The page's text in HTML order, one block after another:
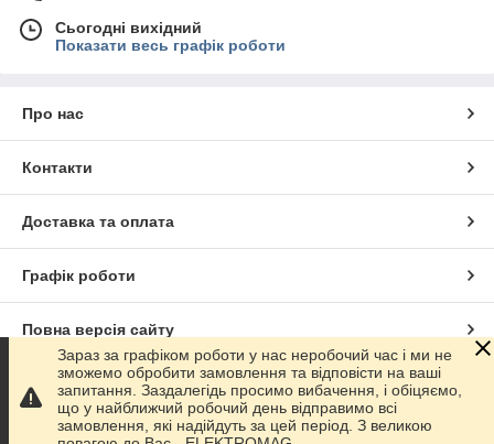
Сьогодні вихідний
Показати весь графік роботи
Про нас
Контакти
Доставка та оплата
Графік роботи
Повна версія сайту
Сайт створено на маркетплейсіProm.ua
Політика конфіденційності
Зараз за графіком роботи у нас неробочий час і ми не
зможемо обробити замовлення та відповісти на ваші
запитання. Заздалегідь просимо вибачення, і обіцяємо,
що у найближчий робочий день відправимо всі
замовлення, які надійдуть за цей період. З великою